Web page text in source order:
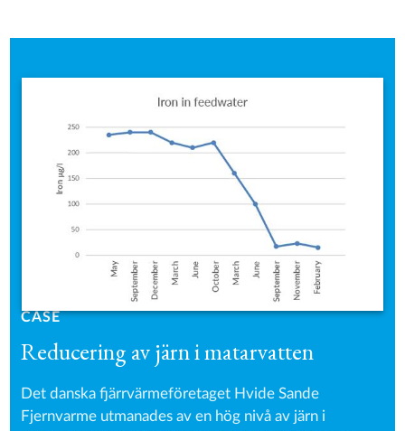
CASE
Reducering av järn i matarvatten
Det danska fjärrvärmeföretaget Hvide Sande
Fjernvarme utmanades av en hög nivå av järn i